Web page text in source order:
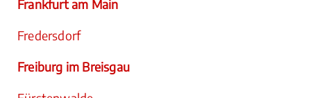
Frankfurt am Main
Fredersdorf
Freiburg im Breisgau